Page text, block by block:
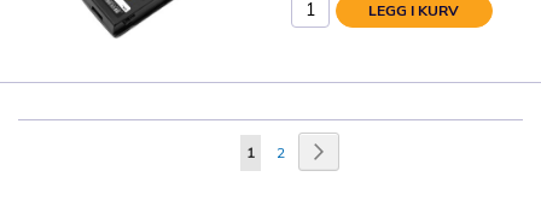
LEGG I KURV
Side
You're
1 Side
2